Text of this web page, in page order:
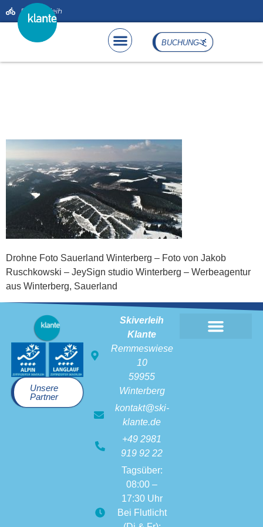
springenBike-Verleih
BUCHUNG
Drohne Foto Sauerland Winterberg – Foto von Jakob
Ruschkowski – JeySign studio Winterberg – Werbeagentur
aus Winterberg, Sauerland
Skiverleih
Klante
Remmeswiese
10
59955
Winterberg
kontakt@ski-
klante.de
+49 2981
919 92 22
Tagsüber:
08:00 –
17:30 Uhr
Bei Flutlicht
Unsere
Partner